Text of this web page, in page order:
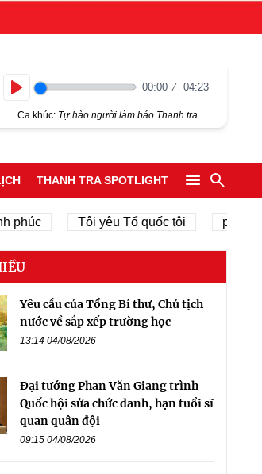
00:00 04:23
Ca khúc: Tự hào người làm báo Thanh tra
THANH TRA SPOTLIGHT
phúc Tôi yêu Tổ quốc tôi phát
Yêu cầu của Tổng Bí thư, Chủ tịch
nước về sắp xếp trường học
13:14 04/08/2026
Đại tướng Phan Văn Giang trình
Quốc hội sửa chức danh, hạn tuổi sĩ
quan quân đội
09:15 04/08/2026